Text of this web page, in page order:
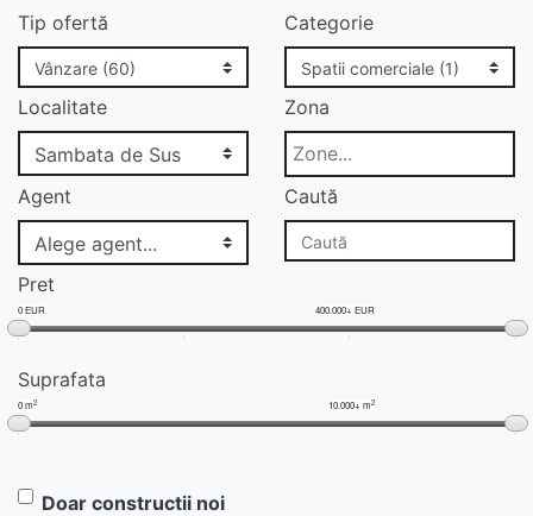
Tip ofertă Categorie
Localitate Zona
Agent Caută
Pret
0 EUR 400.000+ EUR
Suprafata
0 m2 10.000+ m2
Doar constructii noi